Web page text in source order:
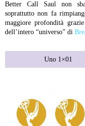
Better Call Saul non
soprattutto non fa
maggiore profondità
dell’intero “universo” di
Uno 1×01